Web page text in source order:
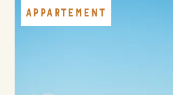
APPARTEMENT